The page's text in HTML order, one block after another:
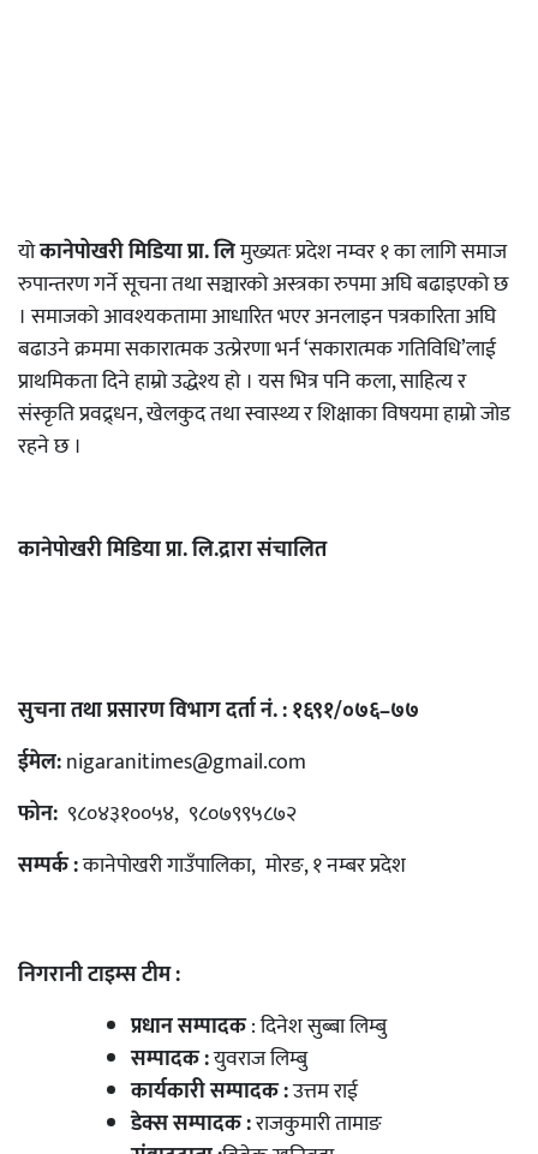
योकानेपोखरी मिडिया प्रा. लिमुख्यतः प्रदेश नम्वर १ का लागि समाज
रुपान्तरण गर्ने सूचना तथा सञ्चारको अस्त्रका रुपमा अघि बढाइएको छ
। समाजको आवश्यकतामा आधारित भएर अनलाइन पत्रकारिता अघि
बढाउने क्रममा सकारात्मक उत्प्रेरणा भर्न ‘सकारात्मक गतिविधि’लाई
प्राथमिकता दिने हाम्रो उद्धेश्य हो । यस भित्र पनि कला, साहित्य र
संस्कृति प्रवद्र्धन, खेलकुद तथा स्वास्थ्य र शिक्षाका विषयमा हाम्रो जोड
रहने छ ।
कानेपोखरी मिडिया प्रा. लि.द्रारा संचालित
सुचना तथा प्रसारण विभाग दर्ता नं. : १६९१/०७६–७७
ईमेल:nigaranitimes@gmail.com
फोन: ९८०४३१००५४, ९८०७९९५८७२
सम्पर्क :कानेपोखरी गाउँपालिका, मोरङ, १ नम्बर प्रदेश
निगरानी टाइम्स टीम :
प्रधान सम्पादक: दिनेश सुब्बा लिम्बु
सम्पादक :युवराज लिम्बु
कार्यकारी सम्पादक :उत्तम राई
डेक्स सम्पादक :राजकुमारी तामाङ